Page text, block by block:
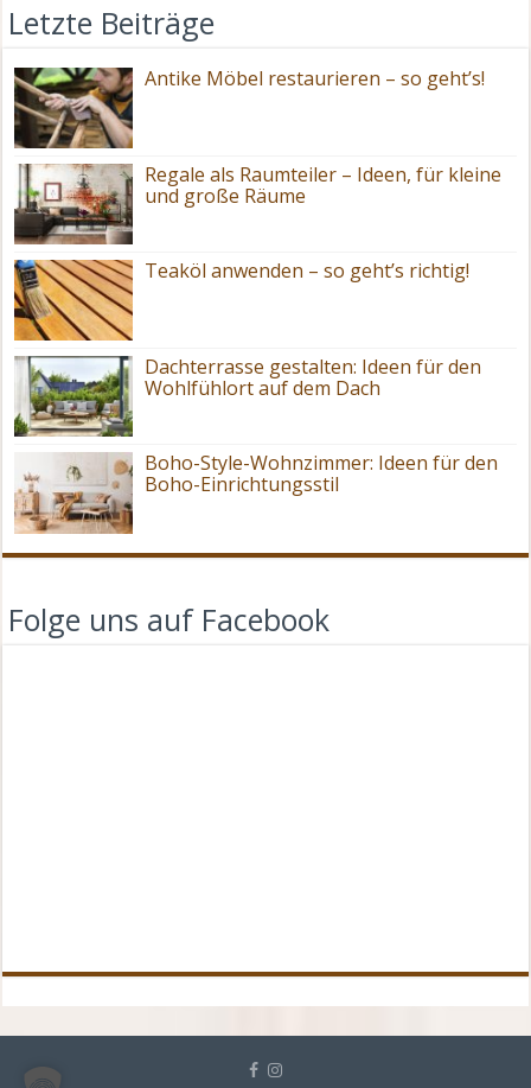
Letzte Beiträge
Antike Möbel restaurieren – so geht’s!
Regale als Raumteiler – Ideen, für kleine
und große Räume
Teaköl anwenden – so geht’s richtig!
Dachterrasse gestalten: Ideen für den
Wohlfühlort auf dem Dach
Boho-Style-Wohnzimmer: Ideen für den
Boho-Einrichtungsstil
Folge uns auf Facebook